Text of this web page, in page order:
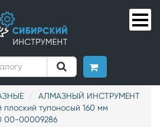
АЛМАЗНЫЙ ИНСТРУМЕНТ
тупоносый 160 мм
00-00009286